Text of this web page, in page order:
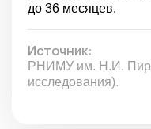
до 36 месяцев.
Источник:
РНИМУ им. Н.И.
исследования).